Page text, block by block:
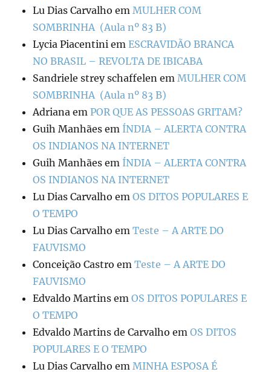
Lu Dias Carvalho em MULHER COM
SOMBRINHA (Aula nº 83 B)
Lycia Piacentini emESCRAVIDÃO BRANCA
NO BRASIL – REVOLTA DE IBICABA
Sandriele strey schaffelen em MULHER COM
SOMBRINHA (Aula nº 83 B)
Adriana em POR QUE AS PESSOAS GRITAM?
Guih Manhães em ÍNDIA – ALERTA CONTRA
OS INDIANOS NA INTERNET
Guih Manhães em ÍNDIA – ALERTA CONTRA
OS INDIANOS NA INTERNET
Lu Dias Carvalho emOS DITOS POPULARES E
O TEMPO
Lu Dias Carvalho emTeste – A ARTE DO
FAUVISMO
Conceição Castro emTeste – A ARTE DO
FAUVISMO
Edvaldo Martins emOS DITOS POPULARES E
O TEMPO
Edvaldo Martins de Carvalho emOS DITOS
POPULARES E O TEMPO
Lu Dias Carvalho em MINHA ESPOSA É